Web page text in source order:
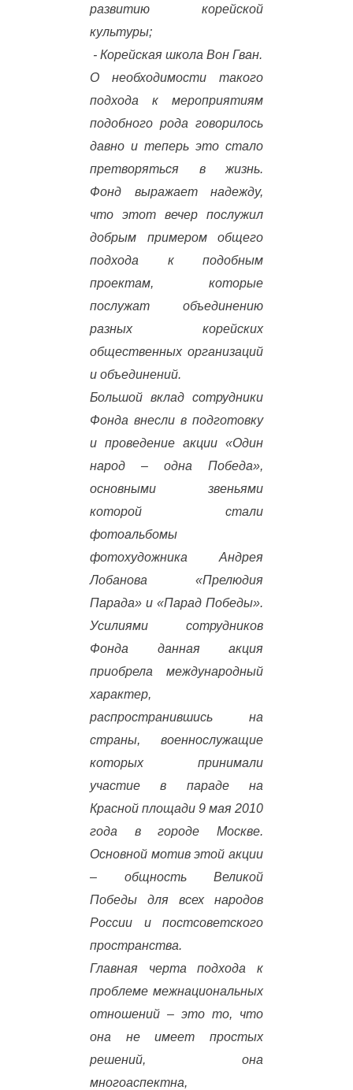
развитию корейской
культуры;
- Корейская школа Вон Гван.
О необходимости такого
подхода к мероприятиям
подобного рода говорилось
давно и теперь это стало
претворяться в жизнь.
Фонд выражает надежду,
что этот вечер послужил
добрым примером общего
подхода к подобным
проектам, которые
послужат объединению
разных корейских
общественных организаций
и объединений.
Большой вклад сотрудники
Фонда внесли в подготовку
и проведение акции «Один
народ – одна Победа»,
основными звеньями
которой стали
фотоальбомы
фотохудожника Андрея
Лобанова «Прелюдия
Парада» и «Парад Победы».
Усилиями сотрудников
Фонда данная акция
приобрела международный
характер,
распространившись на
страны, военнослужащие
которых принимали
участие в параде на
Красной площади 9 мая 2010
года в городе Москве.
Основной мотив этой акции
– общность Великой
Победы для всех народов
России и постсоветского
пространства.
Главная черта подхода к
проблеме межнациональных
отношений – это то, что
она не имеет простых
решений, она
многоаспектна,